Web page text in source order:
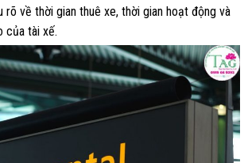
rõ về thời gian thuê xe, thời gian hoạt động và
của tài xế.